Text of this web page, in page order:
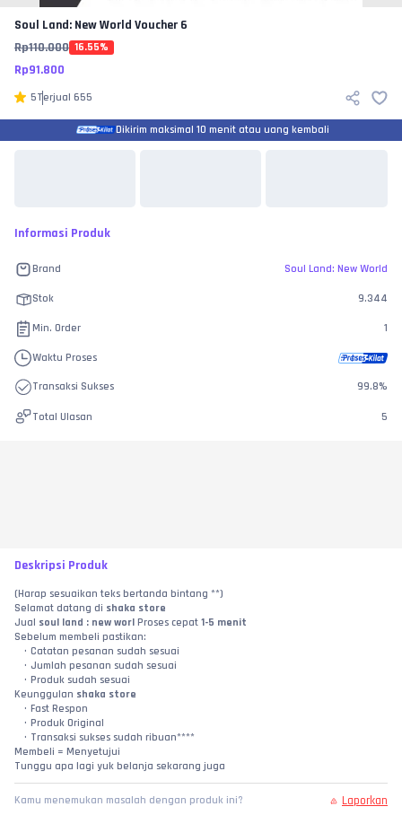
Soul Land: New World Voucher 6
Rp110.000 16.55%
Rp91.800
5Terjual 655
Dikirim maksimal 10 menit atau uang kembali
Informasi Produk
Brand Soul Land: New World
Stok 9.344
Min. Order 1
Waktu Proses
Transaksi Sukses 99.8%
Total Ulasan 5
Deskripsi Produk
(Harap sesuaikan teks bertanda bintang **)
Selamat datang di shaka store
Jual soul land : new worl Proses cepat 1-5 menit
Sebelum membeli pastikan:
Catatan pesanan sudah sesuai
Jumlah pesanan sudah sesuai
Produk sudah sesuai
Keunggulan shaka store
Fast Respon
Produk Original
Transaksi sukses sudah ribuan****
Membeli = Menyetujui
Tunggu apa lagi yuk belanja sekarang juga
Kamu menemukan masalah dengan produk ini? Laporkan